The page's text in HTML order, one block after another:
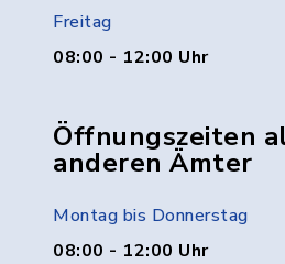
Freitag
08:00 - 12:00 Uhr
Öffnungszeiten
anderen Ämter
Montag bis Donnerstag
08:00 - 12:00 Uhr